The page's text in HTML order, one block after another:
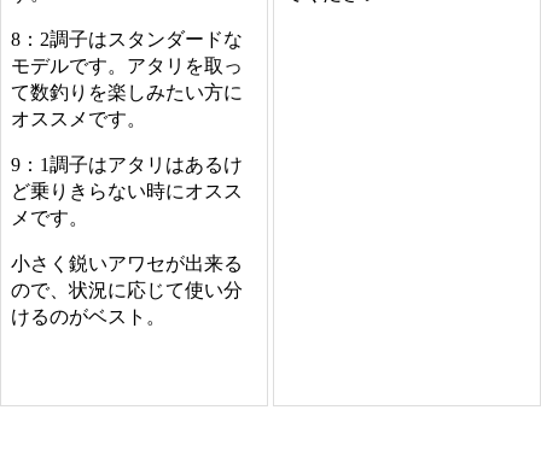
8：2調子はスタンダードな
モデルです。アタリを取っ
て数釣りを楽しみたい方に
オススメです。
9：1調子はアタリはあるけ
ど乗りきらない時にオスス
メです。
小さく鋭いアワセが出来る
ので、状況に応じて使い分
けるのがベスト。